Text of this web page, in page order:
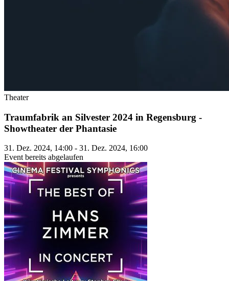
Theater
Traumfabrik an Silvester 2024 in Regensburg -
Showtheater der Phantasie
31. Dez. 2024, 14:00 - 31. Dez. 2024, 16:00
Event bereits abgelaufen